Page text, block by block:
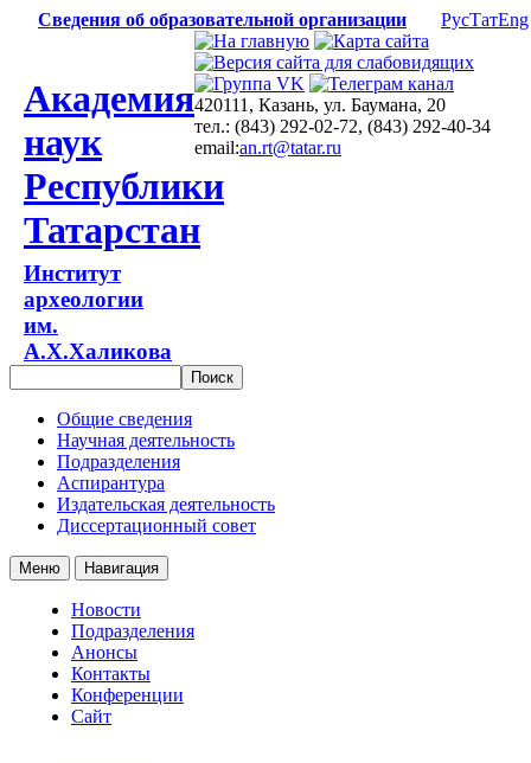
Сведения об образовательной организации РусТатEng
Академия
наук
Республики
Татарстан
Институт
археологии
им.
А.Х.Халикова
420111, Казань, ул. Баумана, 20
тел.: (843) 292-02-72, (843) 292-40-34
email:an.rt@tatar.ru
Общие сведения
Научная деятельность
Подразделения
Аспирантура
Издательская деятельность
Диссертационный совет
Меню Навигация
Новости
Подразделения
Анонсы
Контакты
Конференции
Сайт